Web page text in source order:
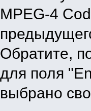
MPEG-4
Обратите,
для поля
выбрано